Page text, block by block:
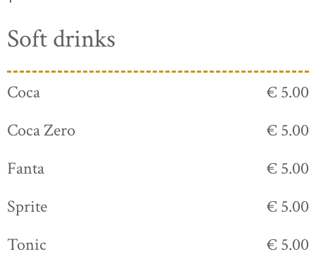
Soft drinks
Coca
€ 5.00
Coca Zero
€ 5.00
Fanta
€ 5.00
Sprite
€ 5.00
Tonic
€ 5.00